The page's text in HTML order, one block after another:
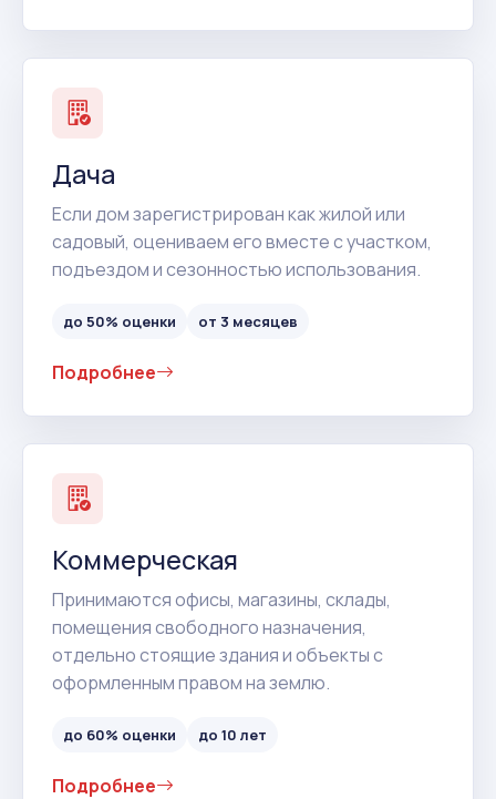
Дача
Если дом зарегистрирован как жилой или
садовый, оцениваем его вместе с участком,
подъездом и сезонностью использования.
до 50% оценки от 3 месяцев
Подробнее
Коммерческая
Принимаются офисы, магазины, склады,
помещения свободного назначения,
отдельно стоящие здания и объекты с
оформленным правом на землю.
до 60% оценки до 10 лет
Подробнее